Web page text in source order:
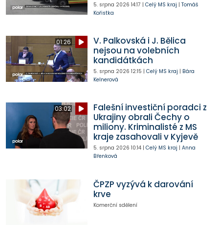
5. srpna 2026 14:17 | Celý MS kraj | Tomáš
Kořistka
01:26
V. Palkovská i J. Bělica
nejsou na volebních
kandidátkách
5. srpna 2026 12:15 | Celý MS kraj | Bára
Kelnerová
03:02
Falešní investiční poradci z
Ukrajiny obrali Čechy o
miliony. Kriminalisté z MS
kraje zasahovali v Kyjevě
5. srpna 2026 10:14| Celý MS kraj | Anna
Břenková
ČPZP vyzývá k darování
krve
Komerční sdělení